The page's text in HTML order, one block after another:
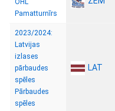
OHL
Pamatturnīrs
2023/2024:
Latvijas
izlases
pārbaudes
spēles
Pārbaudes
spēles
LAT